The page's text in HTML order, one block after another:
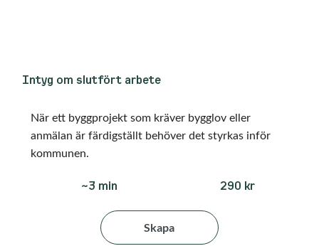
Intyg om slutfört arbete
När ett byggprojekt som kräver bygglov eller
anmälan är färdigställt behöver det styrkas inför
kommunen.
~3 min
Skapa
290 kr